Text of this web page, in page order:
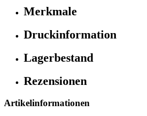
Merkmale
Druckinformation
Lagerbestand
Rezensionen
Artikelinformationen